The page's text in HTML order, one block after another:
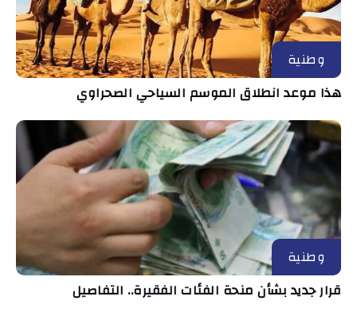
وطنية
هذا موعد انطلاق الموسم السياحي الصحراوي
وطنية
قرار جديد بشأن منحة الفئات الفقيرة.. التفاصيل